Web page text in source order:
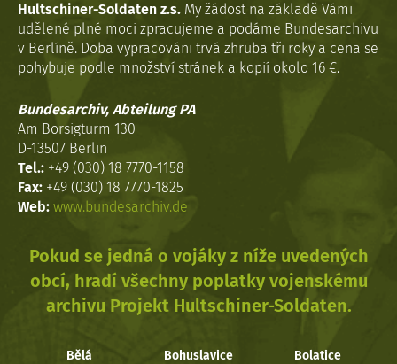
Hultschiner-Soldaten z.s. My žádost na základě Vámi
udělené plné moci zpracujeme a podáme Bundesarchivu
v Berlíně. Doba vypracováni trvá zhruba tři roky a cena se
pohybuje podle množství stránek a kopií okolo 16 €.
Bundesarchiv, Abteilung PA
Am Borsigturm 130
D-13507 Berlin
Tel.: +49 (030) 18 7770-1158
Fax: +49 (030) 18 7770-1825
Web: www.bundesarchiv.de
Pokud se jedná o vojáky z níže uvedených
obcí, hradí všechny poplatky vojenskému
archivu Projekt Hultschiner-Soldaten.
Bělá Bohuslavice Bolatice